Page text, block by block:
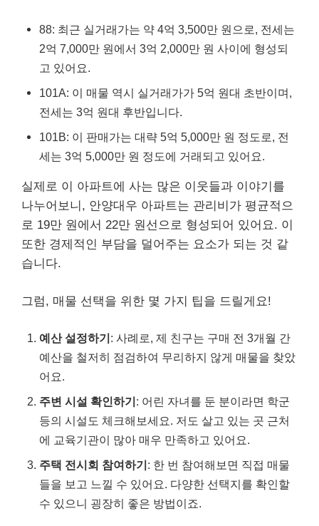
88: 최근 실거래가는 약 4억 3,500만 원으로, 전세는
2억 7,000만 원에서 3억 2,000만 원 사이에 형성되
고 있어요.
101A: 이 매물 역시 실거래가가 5억 원대 초반이며,
전세는 3억 원대 후반입니다.
101B: 이 판매가는 대략 5억 5,000만 원 정도로, 전
세는 3억 5,000만 원 정도에 거래되고 있어요.
실제로 이 아파트에 사는 많은 이웃들과 이야기를
나누어보니, 안양대우 아파트는 관리비가 평균적으
로 19만 원에서 22만 원선으로 형성되어 있어요. 이
또한 경제적인 부담을 덜어주는 요소가 되는 것 같
습니다.
그럼, 매물 선택을 위한 몇 가지 팁을 드릴게요!
예산 설정하기: 사례로, 제 친구는 구매 전 3개월 간
예산을 철저히 점검하여 무리하지 않게 매물을 찾았
어요.
주변 시설 확인하기: 어린 자녀를 둔 분이라면 학군
등의 시설도 체크해보세요. 저도 살고 있는 곳 근처
에 교육기관이 많아 매우 만족하고 있어요.
주택 전시회 참여하기: 한 번 참여해보면 직접 매물
들을 보고 느낄 수 있어요. 다양한 선택지를 확인할
수 있으니 굉장히 좋은 방법이죠.